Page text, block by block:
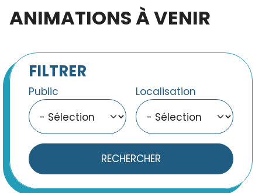
ANIMATIONS À VENIR
FILTRER
Public Localisation
RECHERCHER